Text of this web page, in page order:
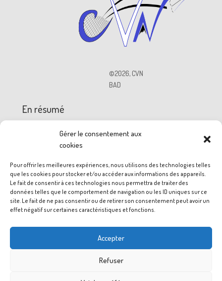
Gérer le consentement aux
cookies
Pour offrir les meilleures expériences, nous utilisons des technologies telles
que les cookies pour stocker et/ou accéder aux informations des appareils.
Le fait de consentir à ces technologies nous permettra de traiter des
données telles que le comportement de navigation ou les ID uniques sur ce
site. Le fait de ne pas consentir ou de retirer son consentement peut avoir un
effet négatif sur certaines caractéristiques et fonctions.
Accepter
Refuser
©2026, CVN
BAD
En résumé
CONTACT
Téléphone : non renseigner